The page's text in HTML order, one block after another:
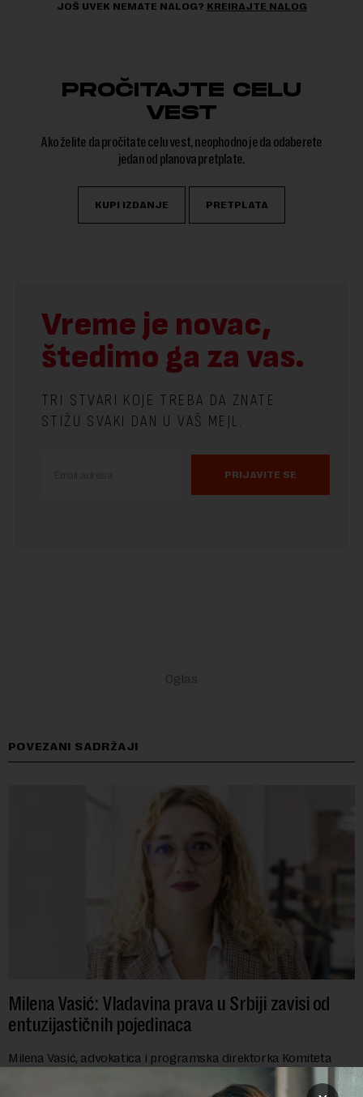
JOŠ UVEK NEMATE NALOG? KREIRAJTE NALOG
PROČITAJTE CELU
VEST
Ako želite da pročitate celu vest, neophodno je da odaberete
jedan od planova pretplate.
KUPI IZDANJE PRETPLATA
Vreme je novac,
štedimo ga za vas.
TRI STVARI KOJE TREBA DA ZNATE
STIŽU SVAKI DAN U VAŠ MEJL.
PRIJAVITE SE
POVEZANI SADRŽAJI
Milena Vasić: Vladavina prava u Srbiji zavisi od
entuzijastičnih pojedinaca
Milena Vasić, advokatica i programska direktorka Komiteta
pravnika za ljudska prava (YUCOM), već duže od decenije nalazi
se na prvoj liniji odbrane građanskih sloboda,